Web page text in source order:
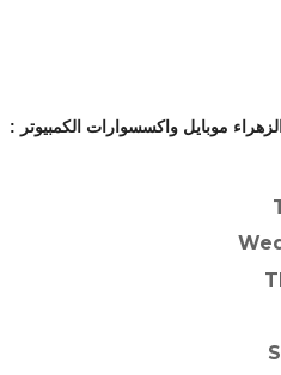
موبايل واكسسوارات الكمبيوتر :